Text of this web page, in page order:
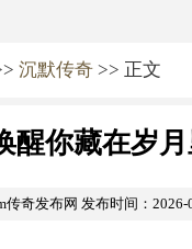
沉默传奇 >> 正文
醒你藏在岁
传奇发布网 发布时间：2026-